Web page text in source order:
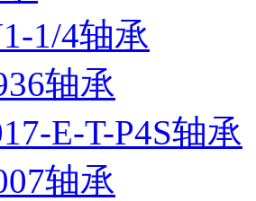
1/4轴承
轴承
E-T-P4S轴承
轴承